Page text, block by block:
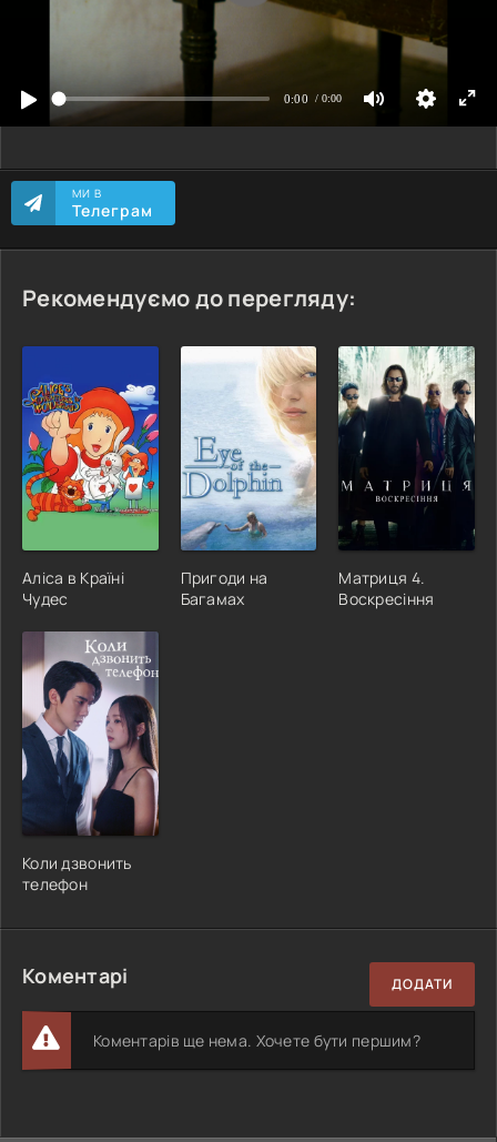
МИ В
Телеграм
Рекомендуємо до перегляду:
Аліса в Країні
Чудес
Пригоди на
Багамах
Матриця 4.
Воскресіння
Коли дзвонить
телефон
Коментарі ДОДАТИ
Коментарів ще нема. Хочете бути першим?